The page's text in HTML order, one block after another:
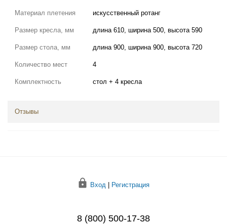
Материал плетения искусственный ротанг
Размер кресла, мм длина 610, ширина 500, высота 590
Размер стола, мм длина 900, ширина 900, высота 720
Количество мест 4
Комплектность стол + 4 кресла
Отзывы
Вход | Регистрация
8 (800) 500-17-38